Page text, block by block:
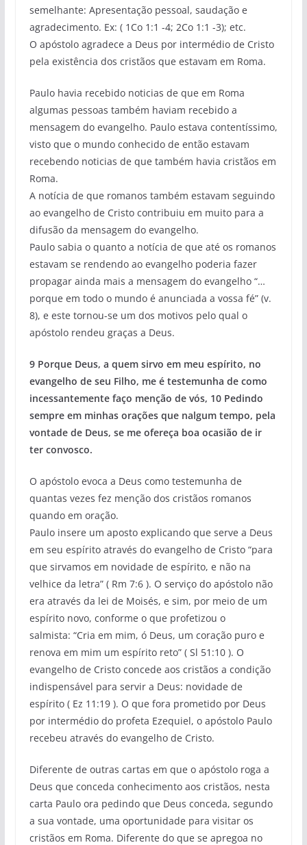
semelhante: Apresentação pessoal, saudação e
agradecimento. Ex: ( 1Co 1:1 -4; 2Co 1:1 -3); etc.
O apóstolo agradece a Deus por intermédio de Cristo
pela existência dos cristãos que estavam em Roma.
Paulo havia recebido noticias de que em Roma
algumas pessoas também haviam recebido a
mensagem do evangelho. Paulo estava contentíssimo,
visto que o mundo conhecido de então estavam
recebendo noticias de que também havia cristãos em
Roma.
A notícia de que romanos também estavam seguindo
ao evangelho de Cristo contribuiu em muito para a
difusão da mensagem do evangelho.
Paulo sabia o quanto a notícia de que até os romanos
estavam se rendendo ao evangelho poderia fazer
propagar ainda mais a mensagem do evangelho “…
porque em todo o mundo é anunciada a vossa fé” (v.
8), e este tornou-se um dos motivos pelo qual o
apóstolo rendeu graças a Deus.
9 Porque Deus, a quem sirvo em meu espírito, no
evangelho de seu Filho, me é testemunha de como
incessantemente faço menção de vós, 10 Pedindo
sempre em minhas orações que nalgum tempo, pela
vontade de Deus, se me ofereça boa ocasião de ir
ter convosco.
O apóstolo evoca a Deus como testemunha de
quantas vezes fez menção dos cristãos romanos
quando em oração.
Paulo insere um aposto explicando que serve a Deus
em seu espírito através do evangelho de Cristo “para
que sirvamos em novidade de espírito, e não na
velhice da letra” ( Rm 7:6 ). O serviço do apóstolo não
era através da lei de Moisés, e sim, por meio de um
espírito novo, conforme o que profetizou o
salmista: “Cria em mim, ó Deus, um coração puro e
renova em mim um espírito reto” ( Sl 51:10 ). O
evangelho de Cristo concede aos cristãos a condição
indispensável para servir a Deus: novidade de
espírito ( Ez 11:19 ). O que fora prometido por Deus
por intermédio do profeta Ezequiel, o apóstolo Paulo
recebeu através do evangelho de Cristo.
Diferente de outras cartas em que o apóstolo roga a
Deus que conceda conhecimento aos cristãos, nesta
carta Paulo ora pedindo que Deus conceda, segundo
a sua vontade, uma oportunidade para visitar os
cristãos em Roma. Diferente do que se apregoa no